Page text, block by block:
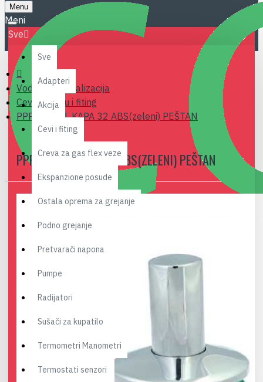
Menu
Sve
Sve
Adapteri
Akcija
Cevi i fiting
Creva za gas flex veze
Ekspanzione posude
Ostala oprema za grejanje
Podno grejanje
Pretvarači napona
Pumpe
Radijatori
Sušači za kupatilo
Termometri Manometri
Termostati senzori
Vodovod i kanalizacija
Cevi za vodu i fiting
PPR VENTIL KAPA 32 ABS(zeleni) PEŠTAN
PPR VENTIL KAPA 32 ABS(ZELENI) PEŠTAN